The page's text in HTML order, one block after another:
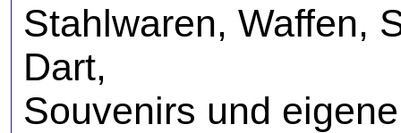
Stahlwaren, Waffen,
Dart,
Souvenirs und